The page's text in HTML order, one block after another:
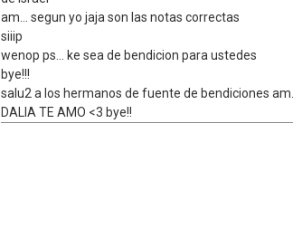
am... segun yo jaja son las notas correctas
siiip
wenop ps... ke sea de bendicion para ustedes
bye!!!
salu2 a los hermanos de fuente de bendiciones am...
DALIA TE AMO <3 bye!!